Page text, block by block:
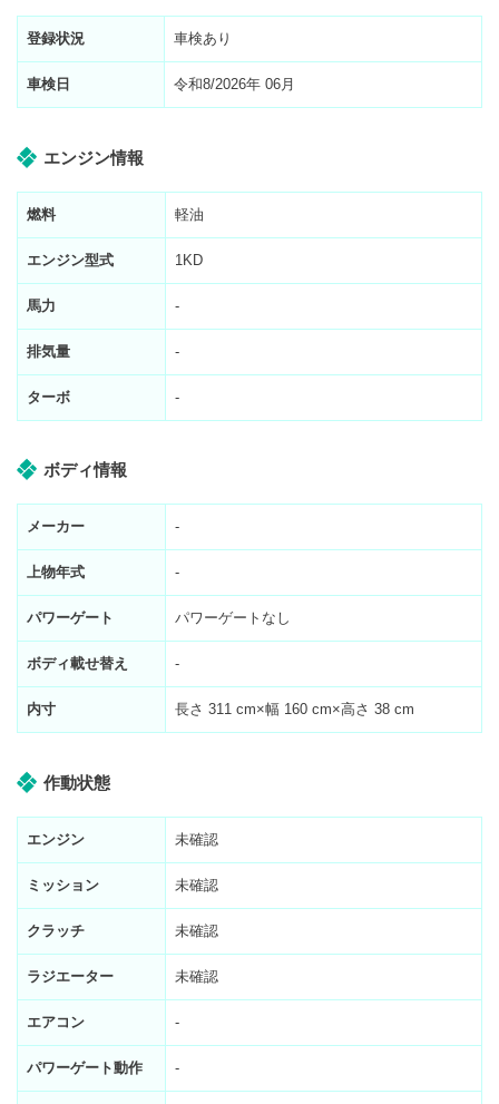
登録状況 車検あり
車検日 令和8/2026年 06月
エンジン情報
燃料 軽油
エンジン型式 1KD
馬力 -
排気量 -
ターボ -
ボディ情報
メーカー -
上物年式 -
パワーゲート パワーゲートなし
ボディ載せ替え -
内寸 長さ 311 cm×幅 160 cm×高さ 38 cm
作動状態
エンジン 未確認
ミッション 未確認
クラッチ 未確認
ラジエーター 未確認
エアコン -
パワーゲート動作 -